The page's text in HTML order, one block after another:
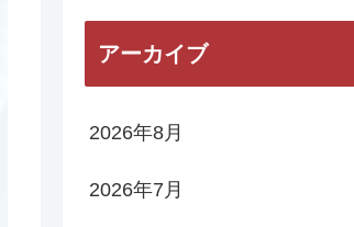
アーカイブ
2026年8月
2026年7月